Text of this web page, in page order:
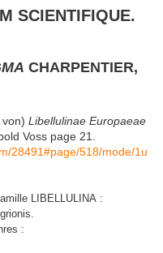
SCIENTIFIQUE.
CHARPENTIER,
Libellulinae Europaeae
Voss page 21.
28491#page/518/mode/1u
LIBELLULINA :
: